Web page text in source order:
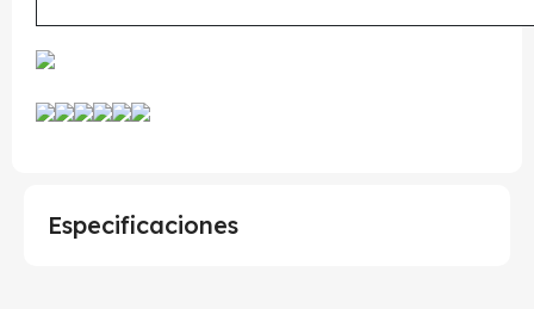
Especificaciones